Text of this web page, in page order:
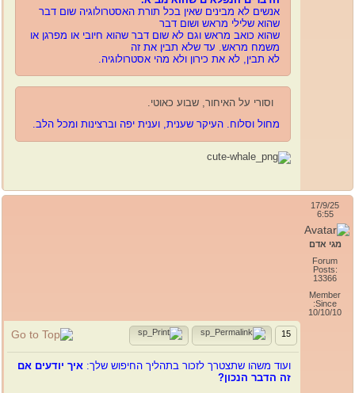
אנשים לא מבינים שאין בכל תורת האסטרולוגיה שום דבר
שהוא שלילי מראש ושום דבר
שהוא כואב מראש וגם לא שום דבר שהוא חיובי או מפרגן או
משמח מראש. עד שלא תבין את זה
לא תבין, לא את כירון ולא מהי אסטרולוגיה.
וסורי על האיחור, שבוע כאוטי.
מחול וסלוח. העיקר שענית, וענית יפה וברצינות ומכל הלב.
17/9/25
6:55
מגי אדם
Forum
Posts:
13366
Member
Since:
10/10/10
15
ועוד משהו שתצטרך לזכור בתהליך החיפוש שלך:איך יודעים אם
זה הדבר הנכון?